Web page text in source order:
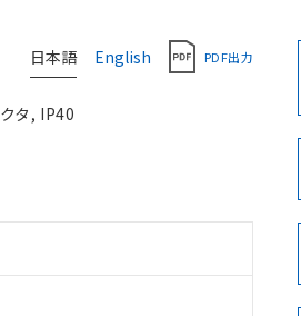
日本語 English PDF出力
タ, IP40